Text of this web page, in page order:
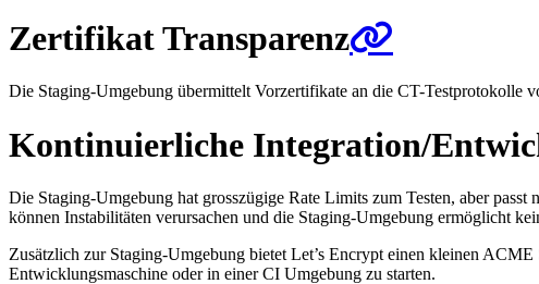
Zertifikat Transparenz
Die Staging-Umgebung übermittelt Vorzertifikate an die CT-Testprotokolle
Kontinuierliche Integration/
Die Staging-Umgebung hat grosszügige Rate Limits zum Testen, aber
können Instabilitäten verursachen und die Staging-Umgebung ermöglicht
Zusätzlich zur Staging-Umgebung bietet Let’s Encrypt einen kleinen
Entwicklungsmaschine oder in einer CI Umgebung zu starten.